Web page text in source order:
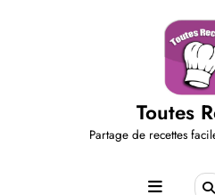
Toutes
Partage de recettes